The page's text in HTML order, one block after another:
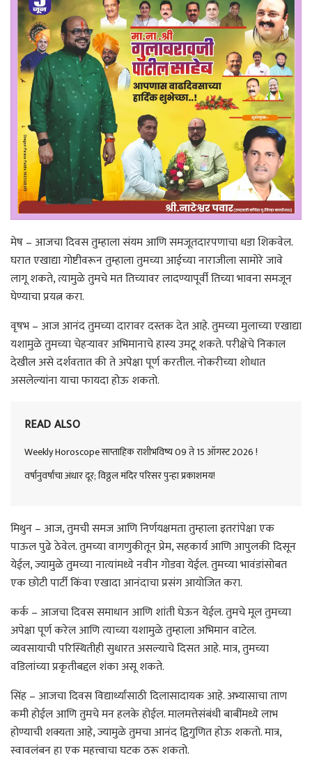
मेष – आजचा दिवस तुम्हाला संयम आणि समजूतदारपणाचा धडा शिकवेल.
घरात एखाद्या गोष्टीवरून तुम्हाला तुमच्या आईच्या नाराजीला सामोरे जावे
लागू शकते, त्यामुळे तुमचे मत तिच्यावर लादण्यापूर्वी तिच्या भावना समजून
घेण्याचा प्रयत्न करा.
वृषभ – आज आनंद तुमच्या दारावर दस्तक देत आहे. तुमच्या मुलाच्या एखाद्या
यशामुळे तुमच्या चेहऱ्यावर अभिमानाचे हास्य उमटू शकते. परीक्षेचे निकाल
देखील असे दर्शवतात की ते अपेक्षा पूर्ण करतील. नोकरीच्या शोधात
असलेल्यांना याचा फायदा होऊ शकतो.
READ ALSO
Weekly Horoscope साप्ताहिक राशीभविष्य 09 ते 15 ऑगस्ट 2026 !
वर्षानुवर्षांचा अंधार दूर; विठ्ठल मंदिर परिसर पुन्हा प्रकाशमय!
मिथुन – आज, तुमची समज आणि निर्णयक्षमता तुम्हाला इतरांपेक्षा एक
पाऊल पुढे ठेवेल. तुमच्या वागणुकीतून प्रेम, सहकार्य आणि आपुलकी दिसून
येईल, ज्यामुळे तुमच्या नात्यांमध्ये नवीन गोडवा येईल. तुमच्या भावंडांसोबत
एक छोटी पार्टी किंवा एखादा आनंदाचा प्रसंग आयोजित करा.
कर्क – आजचा दिवस समाधान आणि शांती घेऊन येईल. तुमचे मूल तुमच्या
अपेक्षा पूर्ण करेल आणि त्याच्या यशामुळे तुम्हाला अभिमान वाटेल.
व्यवसायाची परिस्थितीही सुधारत असल्याचे दिसत आहे. मात्र, तुमच्या
वडिलांच्या प्रकृतीबद्दल शंका असू शकते.
सिंह – आजचा दिवस विद्यार्थ्यांसाठी दिलासादायक आहे. अभ्यासाचा ताण
कमी होईल आणि तुमचे मन हलके होईल. मालमत्तेसंबंधी बाबींमध्ये लाभ
होण्याची शक्यता आहे, ज्यामुळे तुमचा आनंद द्विगुणित होऊ शकतो. मात्र,
स्वावलंबन हा एक महत्त्वाचा घटक ठरू शकतो.